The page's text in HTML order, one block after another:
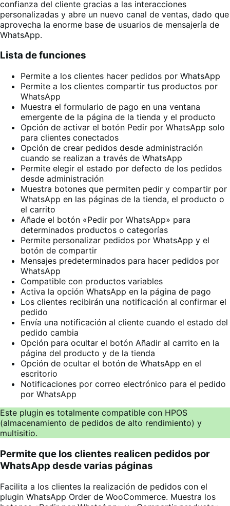
confianza del cliente gracias a las interacciones
personalizadas y abre un nuevo canal de ventas, dado que
aprovecha la enorme base de usuarios de mensajería de
WhatsApp.
Lista de funciones
Permite a los clientes hacer pedidos por WhatsApp
Permite a los clientes compartir tus productos por
WhatsApp
Muestra el formulario de pago en una ventana
emergente de la página de la tienda y el producto
Opción de activar el botón Pedir por WhatsApp solo
para clientes conectados
Opción de crear pedidos desde administración
cuando se realizan a través de WhatsApp
Permite elegir el estado por defecto de los pedidos
desde administración
Muestra botones que permiten pedir y compartir por
WhatsApp en las páginas de la tienda, el producto o
el carrito
Añade el botón «Pedir por WhatsApp» para
determinados productos o categorías
Permite personalizar pedidos por WhatsApp y el
botón de compartir
Mensajes predeterminados para hacer pedidos por
WhatsApp
Compatible con productos variables
Activa la opción WhatsApp en la página de pago
Los clientes recibirán una notificación al confirmar el
pedido
Envía una notificación al cliente cuando el estado del
pedido cambia
Opción para ocultar el botón Añadir al carrito en la
página del producto y de la tienda
Opción de ocultar el botón de WhatsApp en el
escritorio
Notificaciones por correo electrónico para el pedido
por WhatsApp
Este plugin es totalmente compatible con HPOS
(almacenamiento de pedidos de alto rendimiento) y
multisitio.
Permite que los clientes realicen pedidos por
WhatsApp desde varias páginas
Facilita a los clientes la realización de pedidos con el
plugin WhatsApp Order de WooCommerce. Muestra los